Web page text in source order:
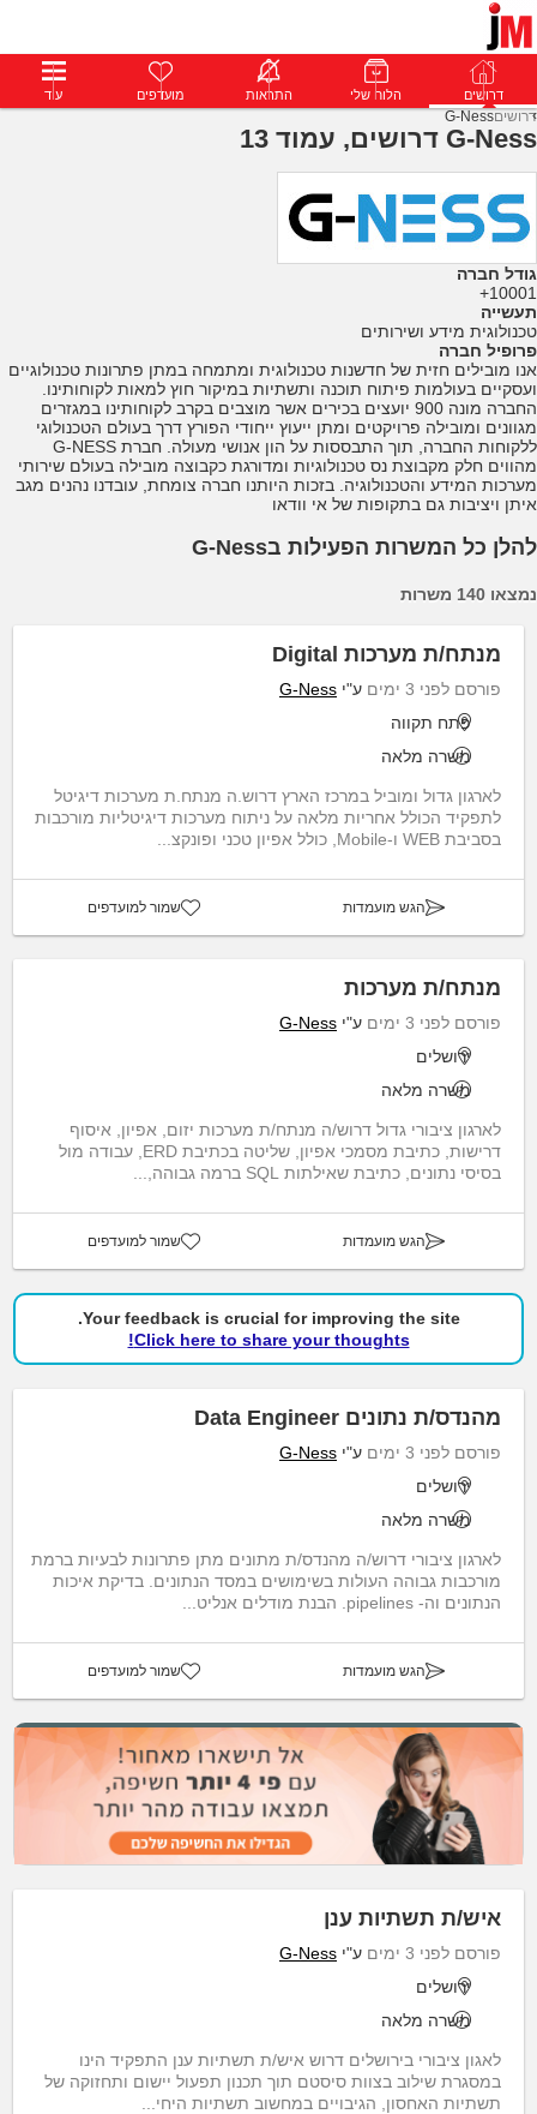
דרושים פרופילים הודעות פרימיום דרושים הלוח שלי התראות מועדפים עוד
דרושיםG-Ness
G-Ness דרושים, עמוד 13
גודל חברה
10001+
תעשייה
טכנולוגית מידע ושירותים
פרופיל חברה
אנו מובילים חזית של חדשנות טכנולוגית ומתמחה במתן פתרונות טכנולוגיים
ועסקיים בעולמות פיתוח תוכנה ותשתיות במיקור חוץ למאות לקוחותינו.
החברה מונה 900 יועצים בכירים אשר מוצבים בקרב לקוחותינו במגזרים
מגוונים ומובילה פרויקטים ומתן ייעוץ ייחודי הפורץ דרך בעולם הטכנולוגי
ללקוחות החברה, תוך התבססות על הון אנושי מעולה. חברת G-NESS
מהווים חלק מקבוצת נס טכנולוגיות ומדורגת כקבוצה מובילה בעולם שירותי
מערכות המידע והטכנולוגיה. בזכות היותנו חברה צומחת, עובדנו נהנים מגב
איתן ויציבות גם בתקופות של אי וודאו
להלן כל המשרות הפעילות בG-Ness
נמצאו 140 משרות
מנתח/ת מערכות Digital
פורסם לפני 3 ימים ע"י G-Ness
פתח תקווה
משרה מלאה
לארגון גדול ומוביל במרכז הארץ דרוש.ה מנתח.ת מערכות דיגיטל
לתפקיד הכולל אחריות מלאה על ניתוח מערכות דיגיטליות מורכבות
בסביבת WEB ו-Mobile, כולל אפיון טכני ופונקצ...
הגש מועמדות שמור למועדפים
מנתח/ת מערכות
פורסם לפני 3 ימים ע"י G-Ness
ירושלים
משרה מלאה
לארגון ציבורי גדול דרוש/ה מנתח/ת מערכות יזום, אפיון, איסוף
דרישות, כתיבת מסמכי אפיון, שליטה בכתיבת ERD, עבודה מול
בסיסי נתונים, כתיבת שאילתות SQL ברמה גבוהה,...
הגש מועמדות שמור למועדפים
Your feedback is crucial for improving the site.
Click here to share your thoughts!
מהנדס/ת נתונים Data Engineer
פורסם לפני 3 ימים ע"י G-Ness
ירושלים
משרה מלאה
לארגון ציבורי דרוש/ה מהנדס/ת מתונים מתן פתרונות לבעיות ברמת
מורכבות גבוהה העולות בשימושים במסד הנתונים. בדיקת איכות
הנתונים וה- pipelines. הבנת מודלים אנליט...
הגש מועמדות שמור למועדפים
איש/ת תשתיות ענן
פורסם לפני 3 ימים ע"י G-Ness
ירושלים
משרה מלאה
לאגון ציבורי בירושלים דרוש איש/ת תשתיות ענן התפקיד הינו
במסגרת שילוב בצוות סיסטם תוך תכנון תפעול יישום ותחזוקה של
תשתיות האחסון, הגיבויים במחשוב תשתיות היחי...